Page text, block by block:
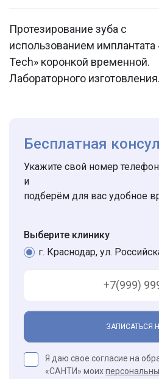
Протезирование зуба с
использованием имплантата
Tech» коронкой временной.
Лабораторного изготовления.
Бесплатная
Укажите свой номер
и
подберём для вас удобное
Выберите клинику
г. Краснодар, ул.
ЗАПИСАТЬСЯ
Я даю свое согласие на
«САНТИ» моих